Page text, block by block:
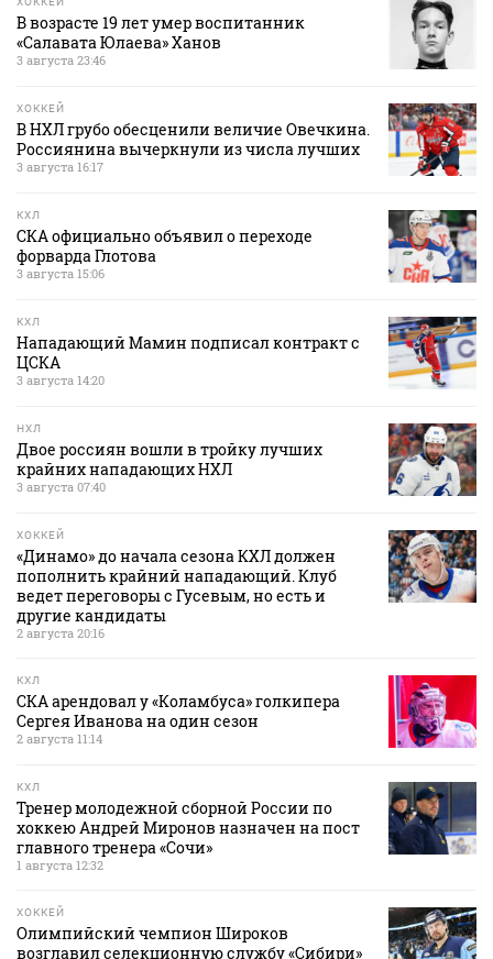
В возрасте 19 лет умер воспитанник
«Салавата Юлаева» Ханов
3 августа 23:46
ХОККЕЙ
В НХЛ грубо обесценили величие Овечкина.
Россиянина вычеркнули из числа лучших
3 августа 16:17
КХЛ
СКА официально объявил о переходе
форварда Глотова
3 августа 15:06
КХЛ
Нападающий Мамин подписал контракт с
ЦСКА
3 августа 14:20
НХЛ
Двое россиян вошли в тройку лучших
крайних нападающих НХЛ
3 августа 07:40
ХОККЕЙ
«Динамо» до начала сезона КХЛ должен
пополнить крайний нападающий. Клуб
ведет переговоры с Гусевым, но есть и
другие кандидаты
2 августа 20:16
КХЛ
СКА арендовал у «Коламбуса» голкипера
Сергея Иванова на один сезон
2 августа 11:14
КХЛ
Тренер молодежной сборной России по
хоккею Андрей Миронов назначен на пост
главного тренера «Сочи»
1 августа 12:32
ХОККЕЙ
Олимпийский чемпион Широков
возглавил селекционную службу «Сибири»